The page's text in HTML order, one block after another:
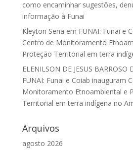
como encaminhar sugestões,
informação à Funai
Kleyton Sena em FUNAI: Funai e
Centro de Monitoramento
Proteção Territorial em terra
ELENILSON DE JESUS BARROSO
FUNAI: Funai e Coiab inauguram
Monitoramento Etnoambiental e
Territorial em terra indígena no
Arquivos
agosto 2026